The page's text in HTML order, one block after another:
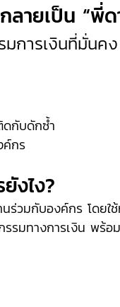
ลายเป็น “พี่ด
การเงินที่มั่นค
ดกับดักซ้ำ
ค์กร
งไง?
ร่วมกับองค์กร โดยใ
รมทางการเงิน พร้